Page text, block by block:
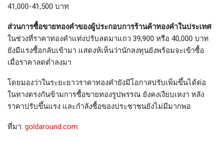
41,000-41,500 บาท
ส่วนการซื้อขายทองคำของผู้ประกอบการร้านค้าทองคำในประเทศ
ในช่วงที่ราคาทองคำแท่งปรับลดมาแถว 39,900 หรือ 40,000 บาท
ยังมีแรงซื้อกลับเข้ามา แสดงห้เห็นว่านักลงทุนยังพร้อมจะเข้าซื้อ
เมื่อราคาลดต่ำลงมา
โดยมองว่าในระยะยาวราคาทองคำยังมีโอกาสปรับเพิ่มขึ้นได้ต่อ
ในทางตรงกันข้ามการซื้อขายทองรูปพรรณ ยังคงเงียบเหงา หลัง
ราคาปรับขึ้นแรง และกำลังซื้อของประชาชนยังไม่มีมากพอ
ที่มา: goldaround.com